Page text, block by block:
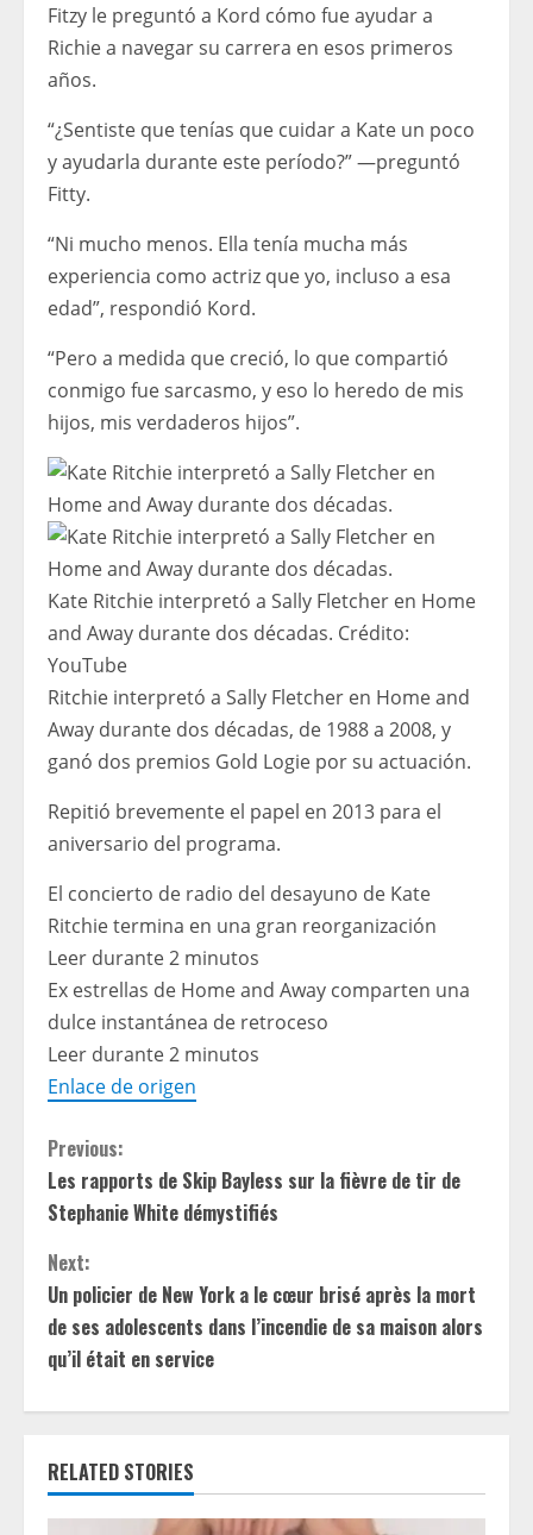
Fitzy le preguntó a Kord cómo fue ayudar a
Richie a navegar su carrera en esos primeros
años.
“¿Sentiste que tenías que cuidar a Kate un poco
y ayudarla durante este período?” —preguntó
Fitty.
“Ni mucho menos. Ella tenía mucha más
experiencia como actriz que yo, incluso a esa
edad”, respondió Kord.
“Pero a medida que creció, lo que compartió
conmigo fue sarcasmo, y eso lo heredo de mis
hijos, mis verdaderos hijos”.
Kate Ritchie interpretó a Sally Fletcher en Home
and Away durante dos décadas. Crédito:
YouTube
Ritchie interpretó a Sally Fletcher en Home and
Away durante dos décadas, de 1988 a 2008, y
ganó dos premios Gold Logie por su actuación.
Repitió brevemente el papel en 2013 para el
aniversario del programa.
El concierto de radio del desayuno de Kate
Ritchie termina en una gran reorganización
Leer durante 2 minutos
Ex estrellas de Home and Away comparten una
dulce instantánea de retroceso
Leer durante 2 minutos
Enlace de origen
C
o
n
t
i
n
u
e
Previous:
Les rapports de Skip Bayless sur la fièvre de tir de
Stephanie White démystifiés
Next:
Un policier de New York a le cœur brisé après la mort
de ses adolescents dans l’incendie de sa maison alors
qu’il était en service
RELATED STORIES